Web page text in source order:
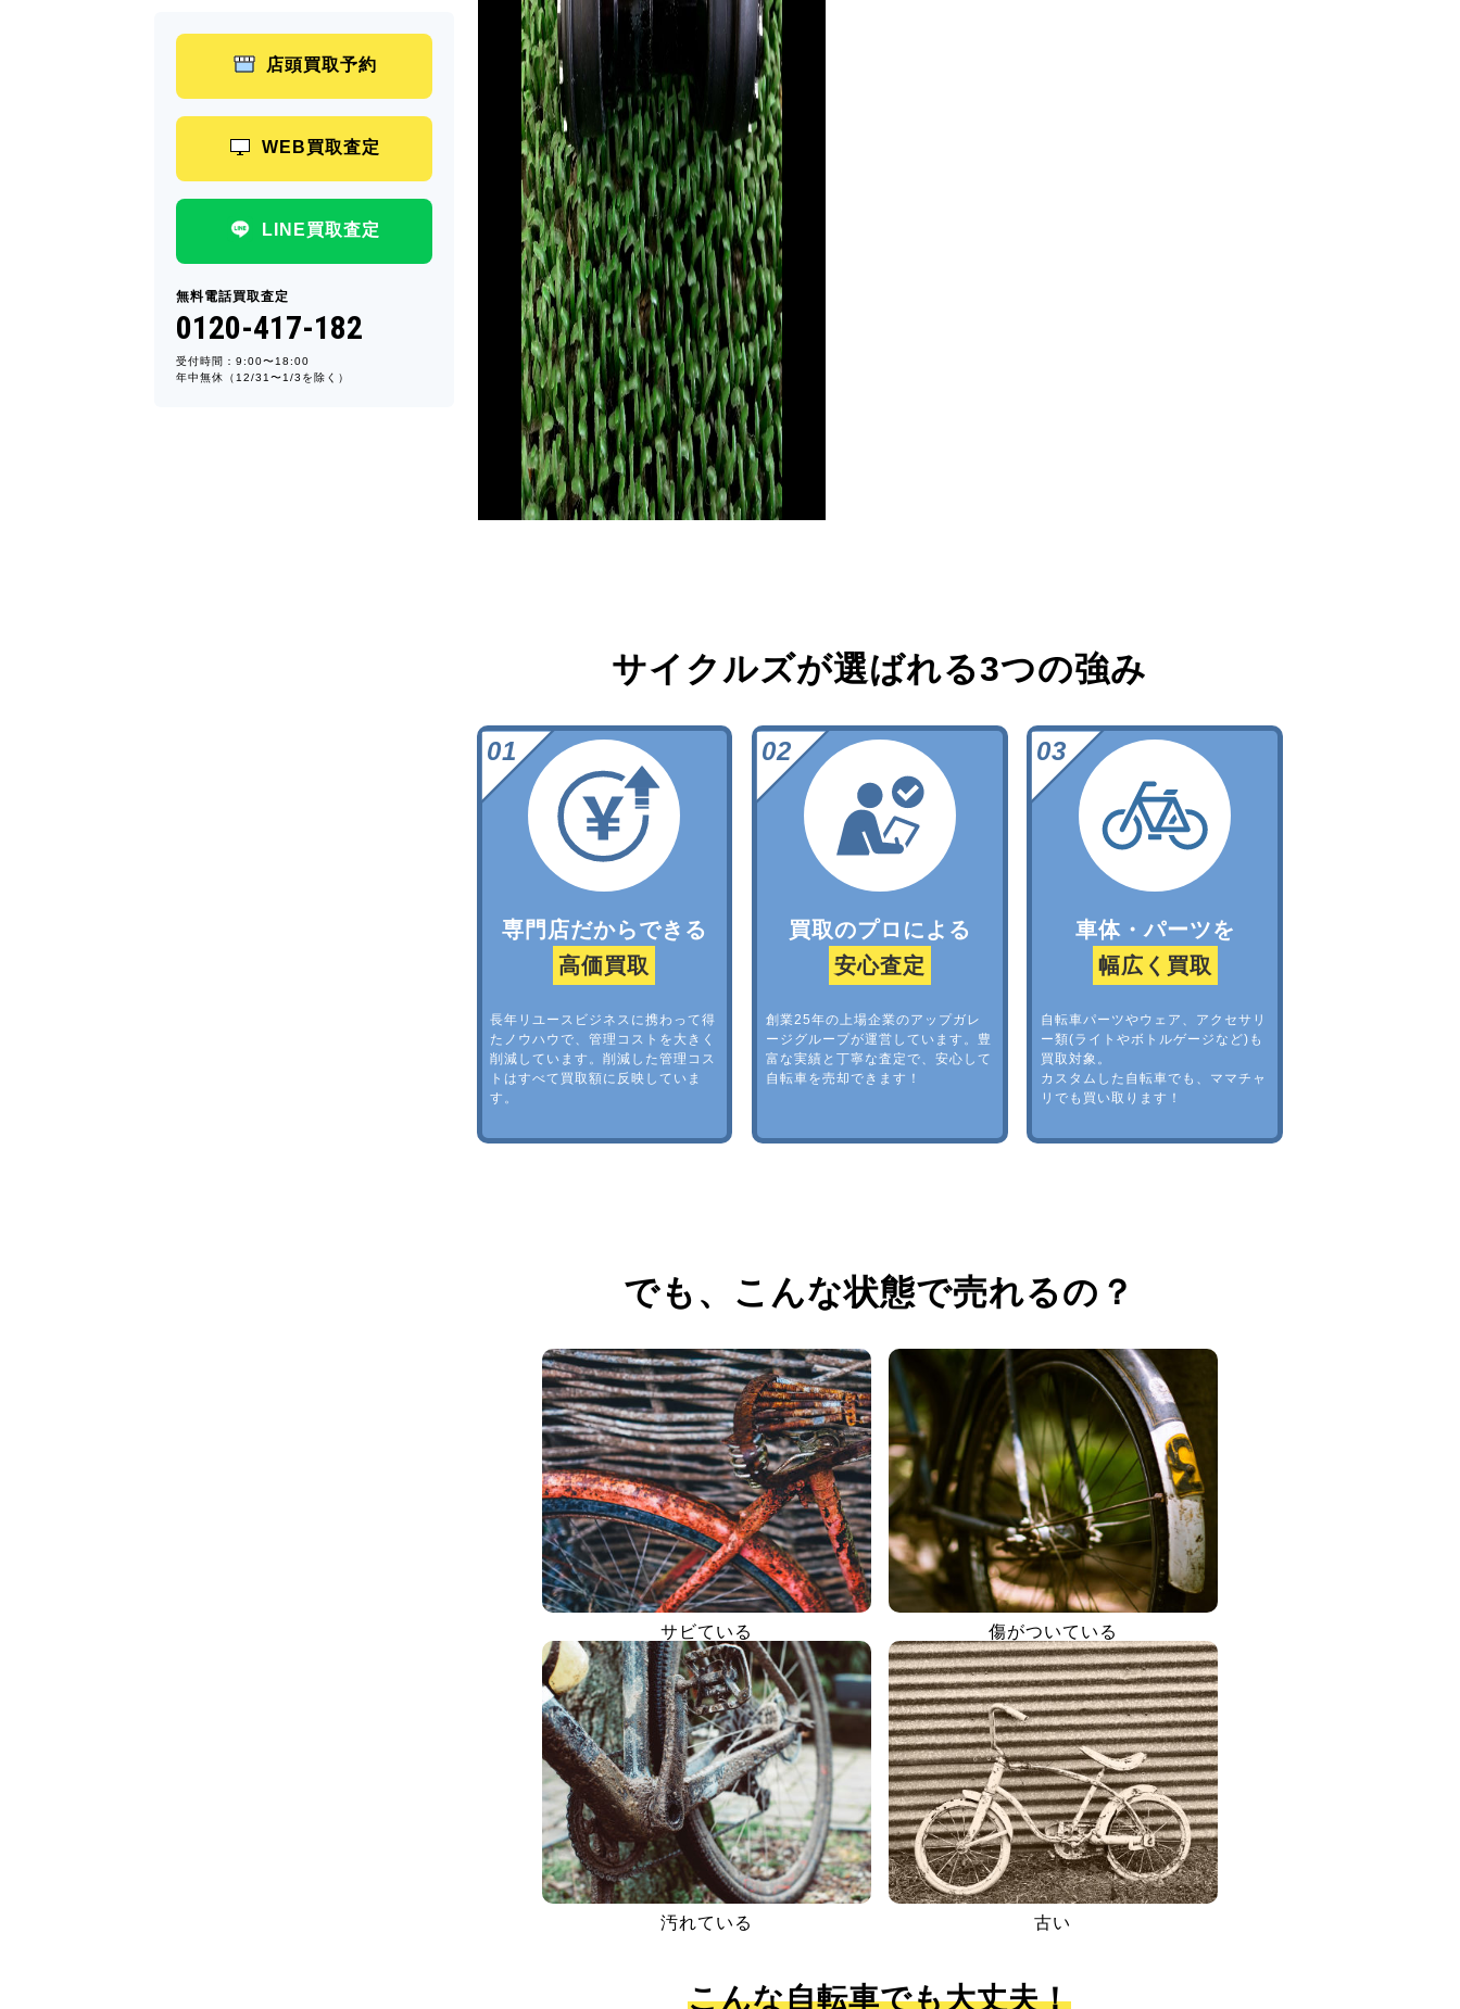
サイクルズが選ばれる3つの強み
専門店だからできる
高価買取
長年リユースビジネスに携わって得
たノウハウで、管理コストを大きく
削減しています。削減した管理コス
トはすべて買取額に反映していま
す。
買取のプロによる
安心査定
創業25年の上場企業のアップガレ
ージグループが運営しています。豊
富な実績と丁寧な査定で、安心して
自転車を売却できます！
車体・パーツを
幅広く買取
自転車パーツやウェア、アクセサリ
ー類(ライトやボトルゲージなど)も
買取対象。
カスタムした自転車でも、ママチャ
リでも買い取ります！
でも、 こんな状態で売れるの？
サビている 傷がついている
汚れている 古い
こんな自転車でも大丈夫！
店頭買取予約
WEB買取査定
LINE買取査定
無料電話買取査定
0120-417-182
受付時間：9:00〜18:00
年中無休（12/31〜1/3を除く）